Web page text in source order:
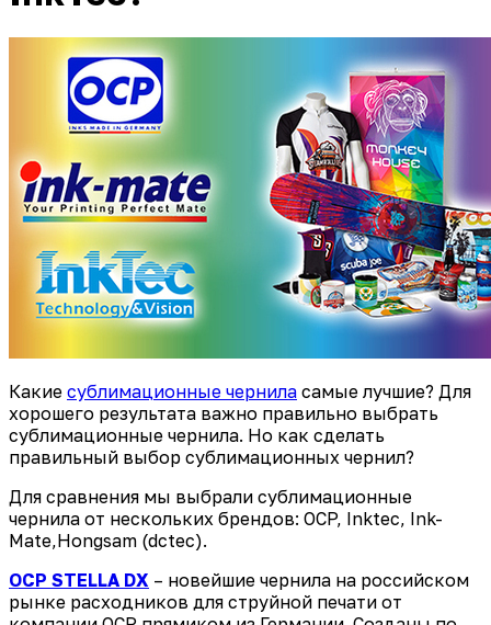
Какие сублимационные чернила самые лучшие? Для
хорошего результата важно правильно выбрать
сублимационные чернила. Но как сделать
правильный выбор сублимационных чернил?
Для сравнения мы выбрали сублимационные
чернила от нескольких брендов: OCP, Inktec, Ink-
Mate,Hongsam (dctec).
OCP STELLA DX – новейшие чернила на российском
рынке расходников для струйной печати от